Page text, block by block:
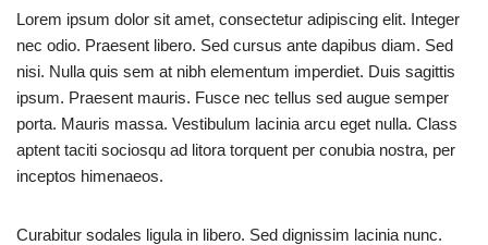
Lorem ipsum dolor sit amet, consectetur adipiscing elit. Integer
nec odio. Praesent libero. Sed cursus ante dapibus diam. Sed
nisi. Nulla quis sem at nibh elementum imperdiet. Duis sagittis
ipsum. Praesent mauris. Fusce nec tellus sed augue semper
porta. Mauris massa. Vestibulum lacinia arcu eget nulla. Class
aptent taciti sociosqu ad litora torquent per conubia nostra, per
inceptos himenaeos.
Curabitur sodales ligula in libero. Sed dignissim lacinia nunc.